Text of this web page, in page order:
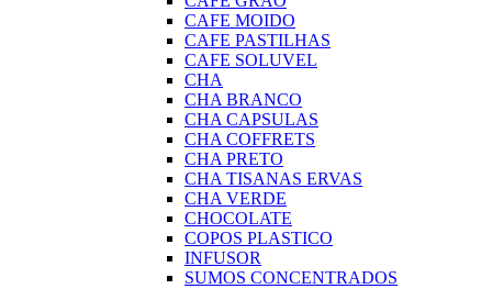
CAFE MOIDO
CAFE PASTILHAS
CAFE SOLUVEL
CHA
CHA BRANCO
CHA CAPSULAS
CHA COFFRETS
CHA PRETO
CHA TISANAS ERVAS
CHA VERDE
CHOCOLATE
COPOS PLASTICO
INFUSOR
SUMOS CONCENTRADOS